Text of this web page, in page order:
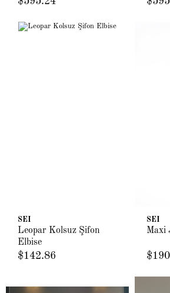
SEI
Leopar Kolsuz Şifon
Elbise
$142.86
SEI
Maxi